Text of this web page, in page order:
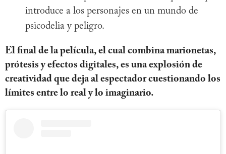
introduce a los personajes en un mundo de
psicodelia y peligro.
El final de la película, el cual combina marionetas,
prótesis y efectos digitales, es una explosión de
creatividad que deja al espectador cuestionando los
límites entre lo real y lo imaginario.